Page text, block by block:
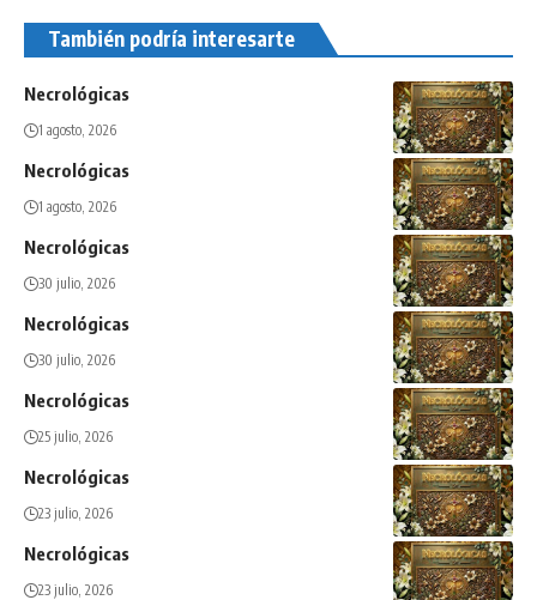
También podría interesarte
Necrológicas
1 agosto, 2026
Necrológicas
1 agosto, 2026
Necrológicas
30 julio, 2026
Necrológicas
30 julio, 2026
Necrológicas
25 julio, 2026
Necrológicas
23 julio, 2026
Necrológicas
23 julio, 2026